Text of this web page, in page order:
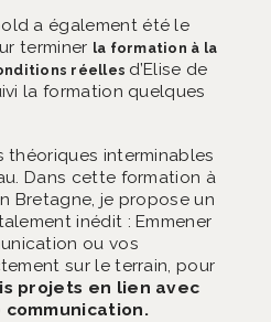
a également été le
terminer la formation à la
réelles d’Elise de
la formation quelques
théoriques interminables
Dans cette formation à
Bretagne, je propose un
inédit : Emmener
ou vos
sur le terrain, pour
projets en lien avec
communication.